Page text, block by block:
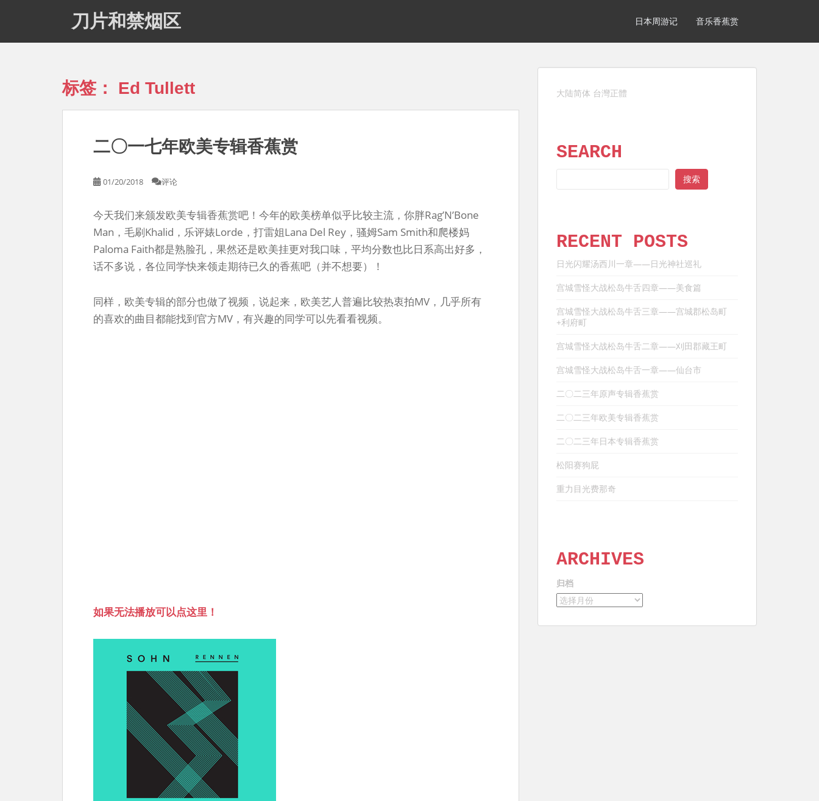
刀片和禁烟区 日本周游记 音乐香蕉赏
标签： Ed Tullett
二〇一七年欧美专辑香蕉赏
01/20/2018 评论
今天我们来颁发欧美专辑香蕉赏吧！今年的欧美榜单似乎比较主流，你胖Rag’N’Bone
Man，毛刷Khalid，乐评婊Lorde，打雷姐Lana Del Rey，骚姆Sam Smith和爬楼妈
Paloma Faith都是熟脸孔，果然还是欧美挂更对我口味，平均分数也比日系高出好多，
话不多说，各位同学快来领走期待已久的香蕉吧（并不想要）！
同样，欧美专辑的部分也做了视频，说起来，欧美艺人普遍比较热衷拍MV，几乎所有
的喜欢的曲目都能找到官方MV，有兴趣的同学可以先看看视频。
如果无法播放可以点这里！
大陆简体 台灣正體
SEARCH
搜索
RECENT POSTS
日光闪耀汤西川一章——日光神社巡礼
宫城雪怪大战松岛牛舌四章——美食篇
宫城雪怪大战松岛牛舌三章——宫城郡松岛町
+利府町
宫城雪怪大战松岛牛舌二章——刈田郡藏王町
宫城雪怪大战松岛牛舌一章——仙台市
二〇二三年原声专辑香蕉赏
二〇二三年欧美专辑香蕉赏
二〇二三年日本专辑香蕉赏
松阳赛狗屁
重力目光费那奇
ARCHIVES
归档